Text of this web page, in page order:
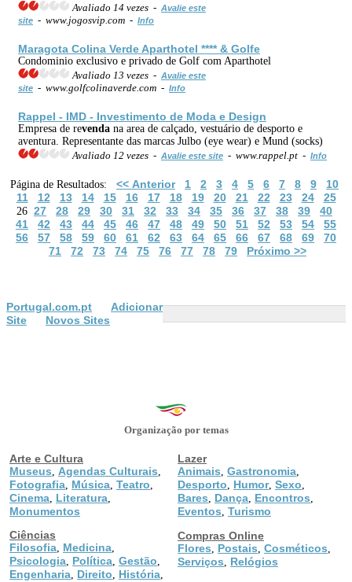
Avaliado 14 vezes - Avalie este
site - www.jogosvip.com - Info
Maragota Colina Verde Aparthotel **** & Golfe
Condominio exclusivo e privado de Golf com Aparthotel
Avaliado 13 vezes - Avalie este
site - www.golfcolinaverde.com - Info
Rappel - IMD - Investimento de Moda e Design
Empresa de revenda na area de calçado, vestuário de desporto e
aventura. Representante das marcas Julbo (eye wear) e Mund (socks)
Avaliado 12 vezes - Avalie este site - www.rappel.pt - Info
Página de Resultados: << Anterior 1 2 3 4 5 6 7 8 9
10
11
12 13 14 15 16 17 18 19 20 21 22 23 24 25
26 27 28 29 30 31 32 33 34 35 36 37 38 39
40
41
42 43 44 45 46 47 48 49 50 51 52 53 54
55
56
57 58 59 60 61 62 63 64 65 66 67 68 69
70
71
72 73 74 75 76 77 78 79 Próximo >>
Portugal.com.pt
Adicionar
Site
Novos Sites
Organização por temas
Arte e Cultura
Museus
Agendas Culturais
Fotografia Música Teatro
Cinema Literatura
Monumentos
Ciências
Filosofia Medicina
Psicologia Política Gestão
Engenharia Direito História
Lazer
Animais Gastronomia
Desporto Humor, Sexo
Bares Dança Encontros
Eventos Turismo
Compras Online
Flores
Postais Cosméticos
Serviços
Relógios